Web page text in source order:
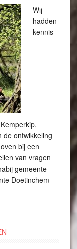
Wij
hadden
kennis
de ontwikkeling
bij een
van vragen
gemeente
Doetinchem